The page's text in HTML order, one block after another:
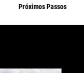
Próximos Passos